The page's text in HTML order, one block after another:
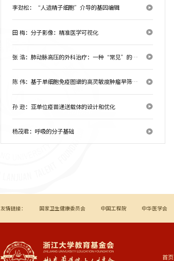
李劲松：“人造精子细胞”介导的基因编辑
田 梅：分子影像：精准医学可视化
张 浩：肺动脉高压的外科治疗：一种“常见”的心血管罕见病新的思考
陈 伟：基于单细胞免疫图谱的高灵敏度肿瘤早筛及免疫治疗监控
孙 逊：亚单位疫苗递送载体的设计和优化
杨茂君：呼吸的分子基础
友情链接： 国家卫生健康委员会 中国工程院 中华医学会
首页